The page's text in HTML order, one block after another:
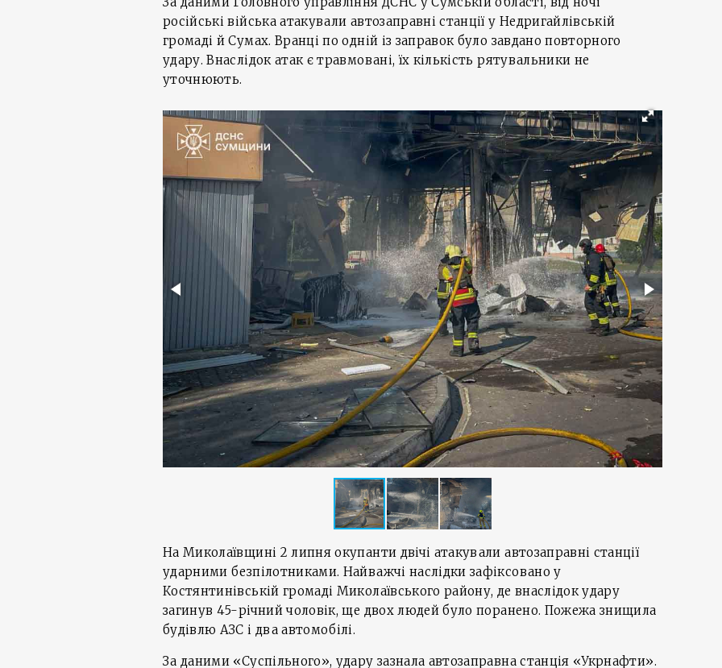
російські війська атакували автозаправні станції у Недригайлівській
громаді й Сумах. Вранці по одній із заправок було завдано повторного
удару. Внаслідок атак є травмовані, їх кількість рятувальники не
уточнюють.
На Миколаївщині 2 липня окупанти двічі атакували автозаправні станції
ударними безпілотниками. Найважчі наслідки зафіксовано у
Костянтинівській громаді Миколаївського району, де внаслідок удару
загинув 45-річний чоловік, ще двох людей було поранено. Пожежа знищила
будівлю АЗС і два автомобілі.
За даними «Суспільного», удару зазнала автозаправна станція «Укрнафти».